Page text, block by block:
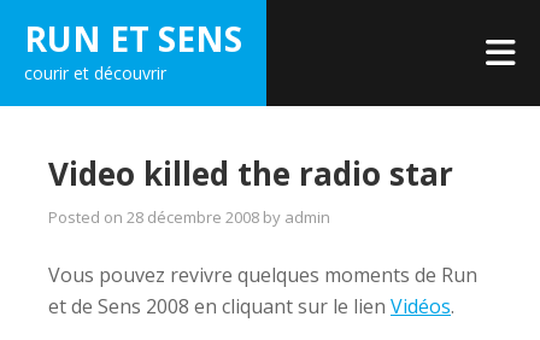
content
RUN ET SENS
courir et découvrir
Video killed the radio star
Posted on 28 décembre 2008 by admin
Vous pouvez revivre quelques moments de Run
et de Sens 2008 en cliquant sur le lien Vidéos.